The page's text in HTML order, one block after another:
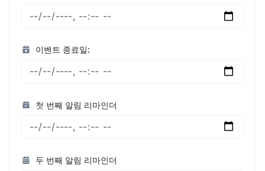
이벤트 종료일:
첫 번째 알림 리마인더
두 번째 알림 리마인더